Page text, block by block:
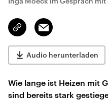
Link
kopieren/teilen
Email
Audio herunterladen
Wie lange ist Heizen mit
sind bereits stark